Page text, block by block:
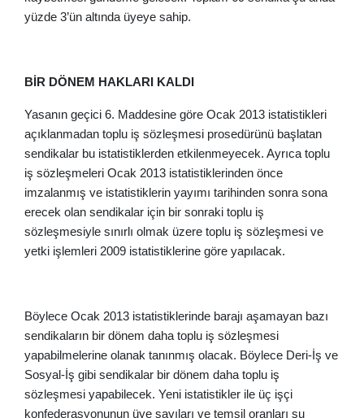
yüzde 3’ün altında üyeye sahip.
BİR DÖNEM HAKLARI KALDI
Yasanın geçici 6. Maddesine göre Ocak 2013 istatistikleri
açıklanmadan toplu iş sözleşmesi prosedürünü başlatan
sendikalar bu istatistiklerden etkilenmeyecek. Ayrıca toplu
iş sözleşmeleri Ocak 2013 istatistiklerinden önce
imzalanmış ve istatistiklerin yayımı tarihinden sonra sona
erecek olan sendikalar için bir sonraki toplu iş
sözleşmesiyle sınırlı olmak üzere toplu iş sözleşmesi ve
yetki işlemleri 2009 istatistiklerine göre yapılacak.
Böylece Ocak 2013 istatistiklerinde barajı aşamayan bazı
sendikaların bir dönem daha toplu iş sözleşmesi
yapabilmelerine olanak tanınmış olacak. Böylece Deri-İş ve
Sosyal-İş gibi sendikalar bir dönem daha toplu iş
sözleşmesi yapabilecek. Yeni istatistikler ile üç işçi
konfederasyonunun üye sayıları ve temsil oranları şu